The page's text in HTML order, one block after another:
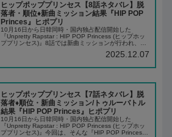
ヒップポッププリンセス【8話ネタバレ】脱
落者・順位♦️新曲ミッション結果『HIP POP
Princes』ヒポプリ
10月16日から日韓同時・国内独占配信開始した
『Unpretty Rapstar : HIP POP Princess (ヒップホッ
ププリンセス)』8話では新曲ミッションが行われ、脱
2025.12.07
ヒップポッププリンセス【7話ネタバレ】脱
落者♦️順位・新曲ミッション/トゥルーバトル
結果『HIP POP Princes』ヒポプリ
10月16日から日韓同時・国内独占配信開始した
『Unpretty Rapstar : HIP POP Princess (ヒップホッ
ププリンセス)』今回は、そんな『HIP POP Princess